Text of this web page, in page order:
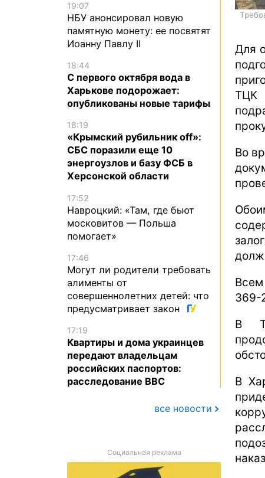
Для
ТЦК
Во
369-
В
В
19:07
НБУ анонсировал новую
памятную монету: ее посвятят
Иоанну Павлу II
18:44
С первого октября вода в
Харькове подорожает:
опубликованы новые тарифы
18:19
«Крымский рубильник off»:
СБС поразили еще 10
энергоузлов и базу ФСБ в
Херсонской области
17:52
Навроцкий: «Там, где бьют
московитов — Польша
помогает»
17:46
Могут ли родители требовать
алименты от
совершеннолетних детей: что
предусматривает закон
17:19
Квартиры и дома украинцев
передают владельцам
российских паспортов:
расследование BBC
все новости
Социальная реклама